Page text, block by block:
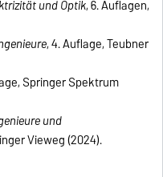
und Optik, 6. Auflagen,
, 4. Auflage, Teubner
Springer Spektrum
und
Vieweg (2024).